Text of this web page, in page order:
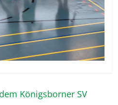
Königsborner SV